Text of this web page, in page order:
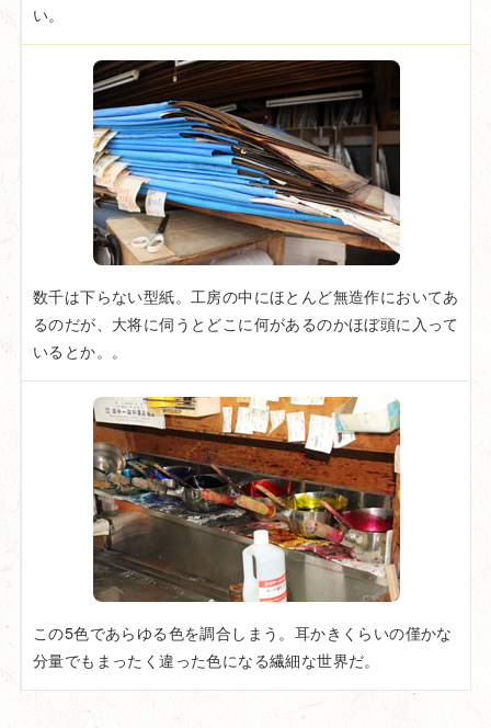
い。
数千は下らない型紙。工房の中にほとんど無造作においてあ
るのだが、大将に伺うとどこに何があるのかほぼ頭に入って
いるとか。。
この5色であらゆる色を調合しまう。耳かきくらいの僅かな
分量でもまったく違った色になる繊細な世界だ。